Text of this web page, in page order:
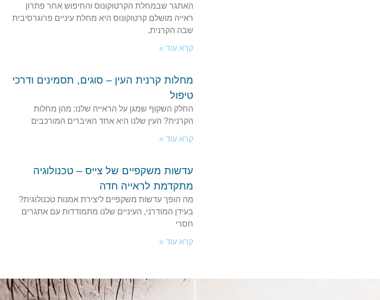
האתגר שבמחלת הקרטוקונוס והחיפוש אחר פתרון
ראייה מושלם קרטוקונוס היא מחלת עיניים פרוגרסיבית
שבה הקרנית,
קרא עוד »
מחלות קרנית העין – סוגים, תסמינים ודרכי
טיפול
החלק השקוף שמגן על הראייה שלנו: מהן מחלות
הקרנית? העין שלנו היא אחד האיברים המורכבים
קרא עוד »
עדשות משקפיים של צייס – טכנולוגיה
מתקדמת לראייה חדה
מה הופך עדשות משקפיים ליצירת אמנות טכנולוגית?
בעידן המודרני, העיניים שלנו מתמודדות עם אתגרים
חסרי
קרא עוד »